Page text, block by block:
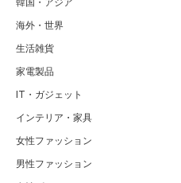
海外・世界
生活雑貨
家電製品
IT・ガジェット
インテリア・家具
女性ファッション
男性ファッション